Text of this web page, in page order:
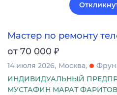
Мастер по ремонту
от 70 000 ₽
14 июля 2026 Москва
ИНДИВИДУАЛЬНЫЙ
МУСТАФИН МАРАТ